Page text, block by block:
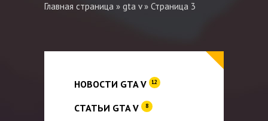
Главная страница » gta v» Страница 3
НОВОСТИ GTA V 12
СТАТЬИ GTA V 8